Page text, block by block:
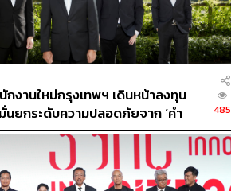
ำลองธรรมชาติเพื่อหล่อเลี้ยง
เรื่อยๆ ไปพร้อมกับการลดการปล่อย
งานใหม่กรุงเทพฯ เดินหน้าลงทุน
นยกระดับความปลอดภัยจาก ‘คำ
‘มาตรฐานที่ผู้บริโภคตรวจสอบได้’
485